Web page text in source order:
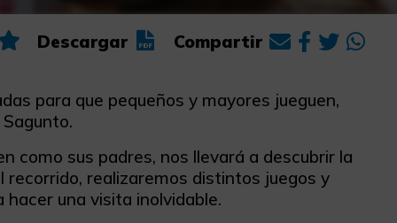
Descargar Compartir
para que pequeños y mayores jueguen,
como sus padres, nos llevará a descubrir la
recorrido, realizaremos distintos juegos y
una visita inolvidable.